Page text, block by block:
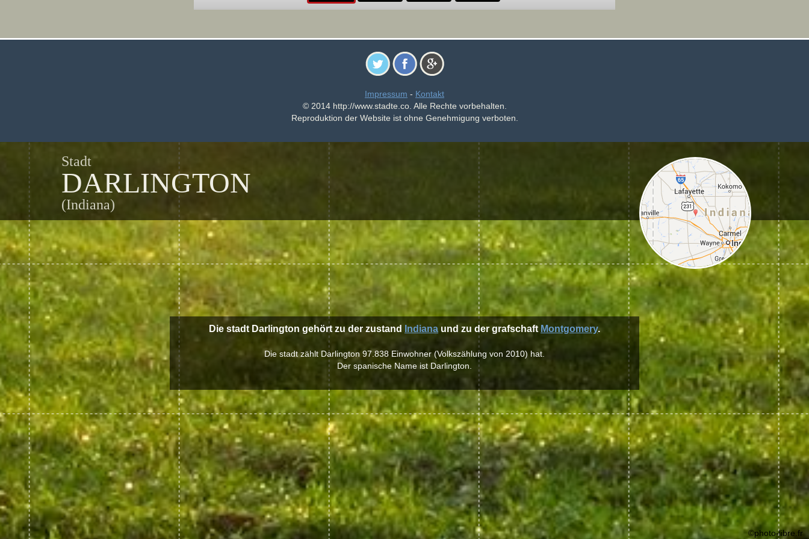
Impressum - Kontakt
© 2014 http://www.stadte.co. Alle Rechte vorbehalten.
Reproduktion der Website ist ohne Genehmigung verboten.
Stadt
DARLINGTON
(Indiana)
Die stadt Darlington gehört zu der zustand Indiana und zu der grafschaft Montgomery.
Die stadt zählt Darlington 97.838 Einwohner (Volkszählung von 2010) hat.
Der spanische Name ist Darlington.
©photo-libre.fr